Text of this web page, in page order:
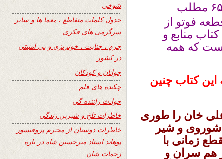
باید گفت که علاوه از چهار مطلب بالا ۶۵ مطلب
، جالب و خواندنی با ۱۰۶ قطعه فوتو از
منابع و
که همه
کتاب چنین
علی خان را طوری
شوروی و شیر
زمانی با
هم سران و
شوخی
جدول کلمات متقاطع ، معما ها و سایر
سرگرمی های فکری
جرم ، جنایت ، خونریزی و بی امنیتی
در کشور
جوانان و کودکان
چکیده های قلم
حوادث راننده گی
خاطرات تلخ و شیرین زندگی
خاطرات دوستان از محترم پروفیسور
پوهاند استاد میرحسین شاه در باره
زحمات شان